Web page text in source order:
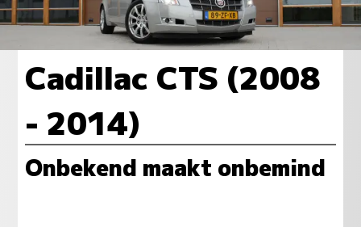
Cadillac CTS (2008
- 2014)
Onbekend maakt onbemind